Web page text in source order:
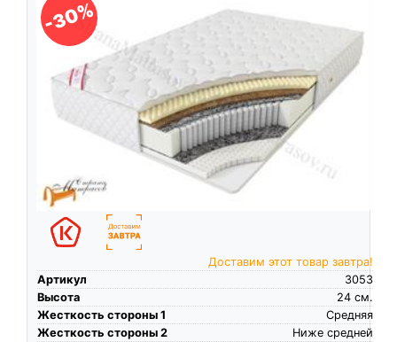
-30%
Доставим этот товар завтра!
Артикул
3053
Высота
см.
24
Жесткость стороны 1
Средняя
Жесткость стороны 2
Ниже средней